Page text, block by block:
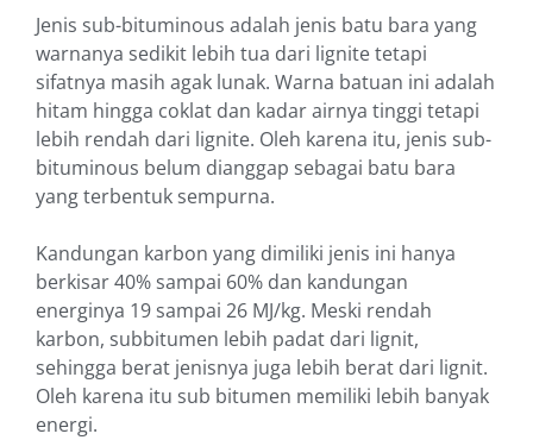
Jenis sub-bituminous adalah jenis batu bara yang
warnanya sedikit lebih tua dari lignite tetapi
sifatnya masih agak lunak. Warna batuan ini adalah
hitam hingga coklat dan kadar airnya tinggi tetapi
lebih rendah dari lignite. Oleh karena itu, jenis sub-
bituminous belum dianggap sebagai batu bara
yang terbentuk sempurna.
Kandungan karbon yang dimiliki jenis ini hanya
berkisar 40% sampai 60% dan kandungan
energinya 19 sampai 26 MJ/kg. Meski rendah
karbon, subbitumen lebih padat dari lignit,
sehingga berat jenisnya juga lebih berat dari lignit.
Oleh karena itu sub bitumen memiliki lebih banyak
energi.